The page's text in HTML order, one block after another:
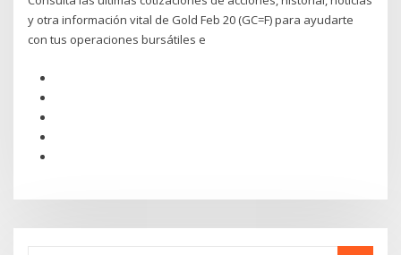
y otra información vital de Gold Feb 20 (GC=F) para ayudarte
con tus operaciones bursátiles e